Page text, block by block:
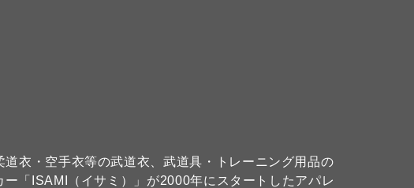
衣・空手衣等の武道衣、武道具・トレーニング用品の
「ISAMI（イサミ）」が2000年にスタートしたアパレ